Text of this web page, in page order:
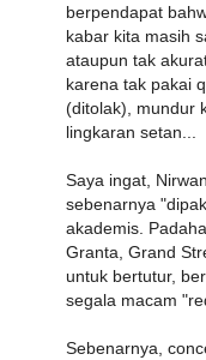
berpendapat
kabar kita masih
ataupun tak
karena tak pakai
(ditolak), mundur
lingkaran setan...
Saya ingat,
sebenarnya
akademis.
Granta, Grand
untuk bertutur,
segala macam
Sebenarnya,